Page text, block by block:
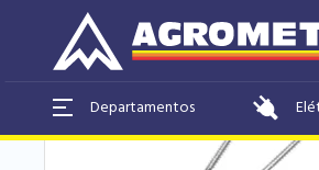
Home Utilidades Domésticas